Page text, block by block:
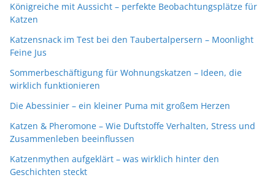
Königreiche mit Aussicht – perfekte Beobachtungsplätze für
Katzen
Katzensnack im Test bei den Taubertalpersern – Moonlight
Feine Jus
Sommerbeschäftigung für Wohnungskatzen – Ideen, die
wirklich funktionieren
Die Abessinier – ein kleiner Puma mit großem Herzen
Katzen & Pheromone – Wie Duftstoffe Verhalten, Stress und
Zusammenleben beeinflussen
Katzenmythen aufgeklärt – was wirklich hinter den
Geschichten steckt